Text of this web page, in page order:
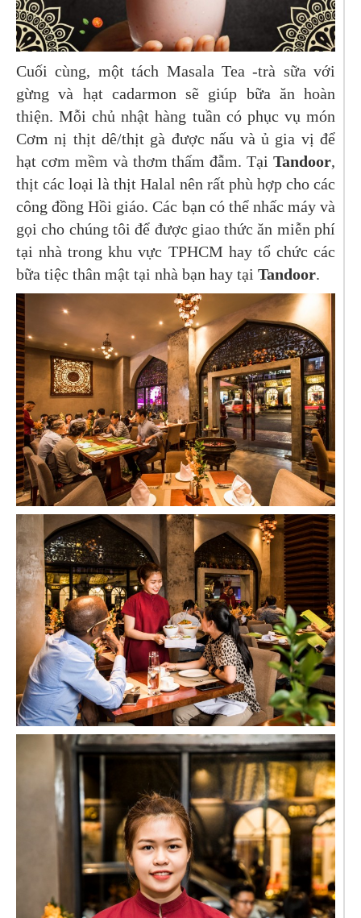
Cuối cùng, một tách Masala Tea -trà sữa với
gừng và hạt cadarmon sẽ giúp bữa ăn hoàn
thiện.Mỗi chủ nhật hàng tuần có phục vụ món
Cơm nị thịt dê/thịt gà được nấu và ủ gia vị để
hạt cơm mềm và thơm thấm đẫm. Tại Tandoor,
thịt các loại là thịt Halal nên rất phù hợp cho các
công đồng Hồi giáo. Các bạn có thể nhấc máy và
gọi cho chúng tôi để được giao thức ăn miễn phí
tại nhà trong khu vực TPHCM hay tổ chức các
bữa tiệc thân mật tại nhà bạn hay tại Tandoor.